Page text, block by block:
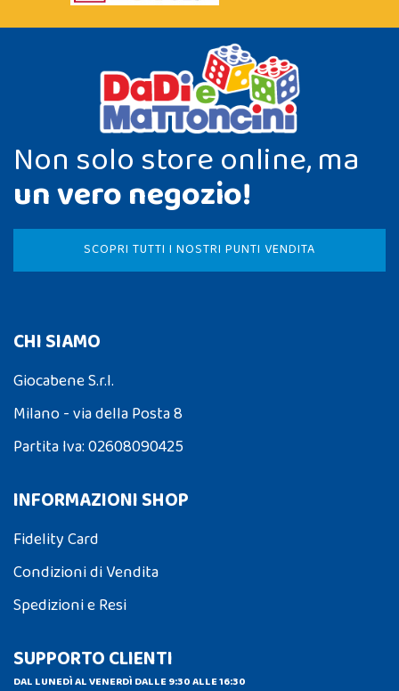
Non solo store online, ma
un vero negozio!
SCOPRI TUTTI I NOSTRI PUNTI VENDITA
CHI SIAMO
Giocabene S.r.l.
Milano - via della Posta 8
Partita Iva: 02608090425
INFORMAZIONI SHOP
Fidelity Card
Condizioni di Vendita
Spedizioni e Resi
SUPPORTO CLIENTI
DAL LUNEDÌ AL VENERDÌ DALLE 9:30 ALLE 16:30